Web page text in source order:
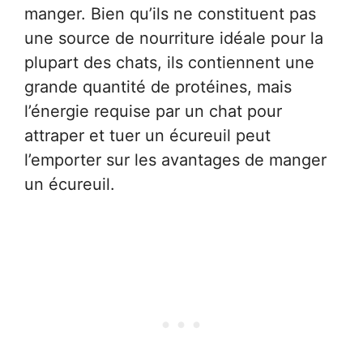
manger. Bien qu’ils ne constituent pas
une source de nourriture idéale pour la
plupart des chats, ils contiennent une
grande quantité de protéines, mais
l’énergie requise par un chat pour
attraper et tuer un écureuil peut
l’emporter sur les avantages de manger
un écureuil.